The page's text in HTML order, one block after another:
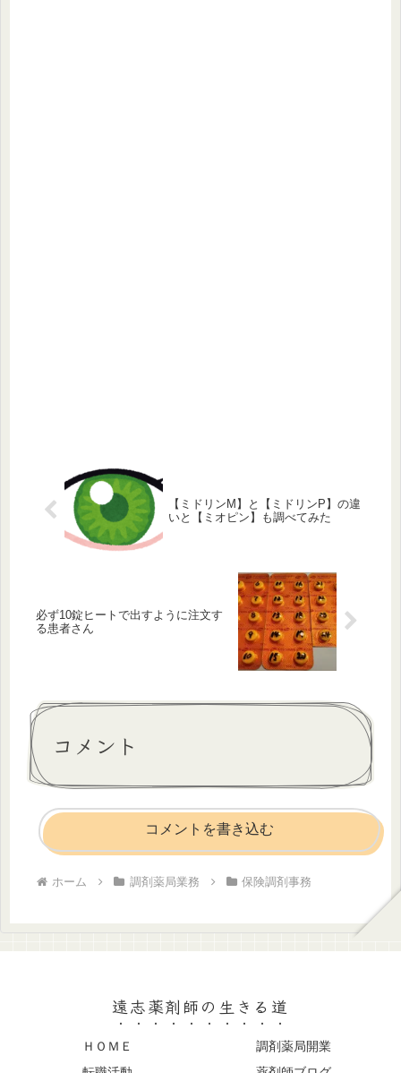
【ミドリンM】と【ミドリンP】の違
いと【ミオピン】も調べてみた
必ず10錠ヒートで出すように注文す
る患者さん
コメント
コメントを書き込む
ホーム 調剤薬局業務 保険調剤事務
遠志薬剤師の生きる道
ＨＯＭＥ
調剤薬局開業